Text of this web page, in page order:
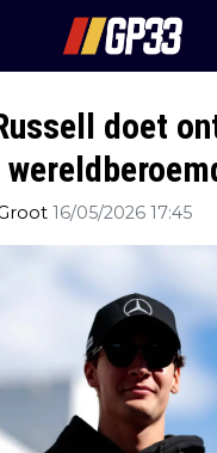
doet
16/05/2026 17:45